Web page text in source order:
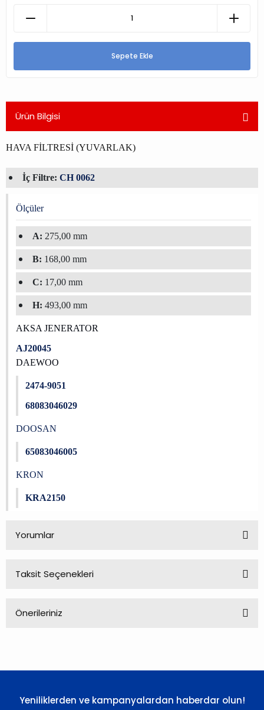
Sepete Ekle
Ürün Bilgisi
HAVA FİLTRESİ (YUVARLAK)
İç Filtre: CH 0062
Ölçüler
A: 275,00 mm
B: 168,00 mm
C: 17,00 mm
H: 493,00 mm
AKSA JENERATOR
AJ20045
DAEWOO
2474-9051
68083046029
DOOSAN
65083046005
KRON
KRA2150
Yorumlar
Taksit Seçenekleri
Önerileriniz
Ürün resmi kalitesiz, bozuk veya görüntülenemiyor.
Yeniliklerden ve kampanyalardan haberdar olun!